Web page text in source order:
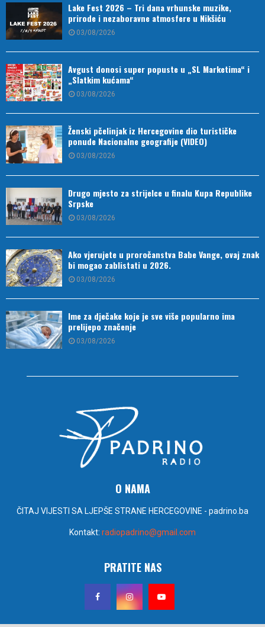
Lake Fest 2026 – Tri dana vrhunske muzike,
prirode i nezaboravne atmosfere u Nikšiću
03/08/2026
Avgust donosi super popuste u „SL Marketima“ i
„Slatkim kućama“
03/08/2026
Ženski pčelinjak iz Hercegovine dio turističke
ponude Nacionalne geografije (VIDEO)
03/08/2026
Drugo mjesto za strijelce u finalu Kupa Republike
Srpske
03/08/2026
Ako vjerujete u proročanstva Babe Vange, ovaj znak
bi mogao zablistati u 2026.
03/08/2026
Ime za dječake koje je sve više popularno ima
prelijepo značenje
03/08/2026
O NAMA
ČITAJ VIJESTI SA LJEPŠE STRANE HERCEGOVINE - padrino.ba
Kontakt: radiopadrino@gmail.com
PRATITE NAS